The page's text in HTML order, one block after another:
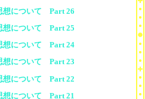
想について Part 26
想について Part 25
想について Part 24
想について Part 23
想について Part 22
想について Part 21